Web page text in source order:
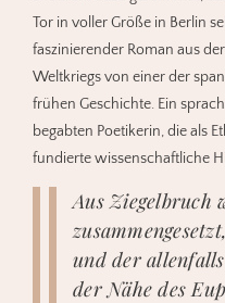
Tor in voller Größe in Berlin
faszinierender Roman aus
Weltkriegs von einer der
frühen Geschichte. Ein
begabten Poetikerin, die als
fundierte wissenschaftliche
Aus Ziegelbruch
und der
der Nähe des